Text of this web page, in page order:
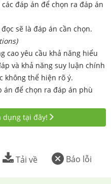
đáp án để chọn ra đáp án
sẽ là đáp án cần chọn.
cao yêu cầu khả năng hiểu
và khả năng suy luận chính
không thể hiện rõ ý.
án để chọn ra đáp án phù
dụng tại đây!
Báo lỗi
Tải về